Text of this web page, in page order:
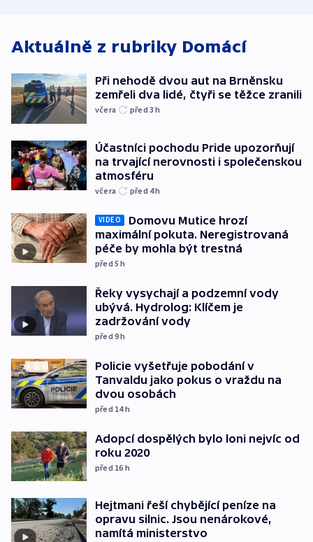
Aktuálně z rubriky Domácí
Při nehodě dvou aut na Brněnsku
zemřeli dva lidé, čtyři se těžce zranili
včera před 3h
Účastníci pochodu Pride upozorňují
na trvající nerovnosti i společenskou
atmosféru
včera před 4h
VIDEO
Domovu Mutice hrozí
maximální pokuta. Neregistrovaná
péče by mohla být trestná
před 5h
Řeky vysychají a podzemní vody
ubývá. Hydrolog: Klíčem je
zadržování vody
před 9h
Policie vyšetřuje pobodání v
Tanvaldu jako pokus o vraždu na
dvou osobách
před 14h
Adopcí dospělých bylo loni nejvíc od
roku 2020
před 16 h
Hejtmani řeší chybějící peníze na
opravu silnic. Jsou nenárokové,
namítá ministerstvo